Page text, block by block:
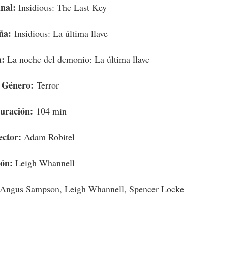
: Insidious: The Last Key
Insidious: La última llave
La noche del demonio: La última llave
Género: Terror
104 min
Adam Robitel
Leigh Whannell
Sampson, Leigh Whannell, Spencer Locke